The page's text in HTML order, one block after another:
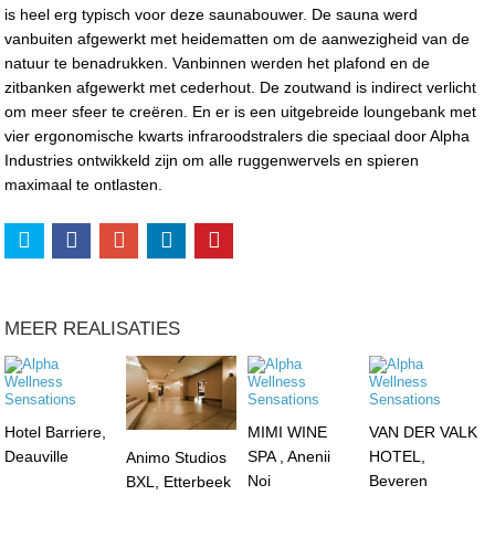
is heel erg typisch voor deze saunabouwer. De sauna werd
vanbuiten afgewerkt met heidematten om de aanwezigheid van de
natuur te benadrukken. Vanbinnen werden het plafond en de
zitbanken afgewerkt met cederhout. De zoutwand is indirect verlicht
om meer sfeer te creëren. En er is een uitgebreide loungebank met
vier ergonomische kwarts infraroodstralers die speciaal door Alpha
Industries ontwikkeld zijn om alle ruggenwervels en spieren
maximaal te ontlasten.
MEER REALISATIES
Hotel Barriere,
Deauville
Animo Studios
BXL, Etterbeek
MIMI WINE
SPA , Anenii
Noi
VAN DER VALK
HOTEL,
Beveren